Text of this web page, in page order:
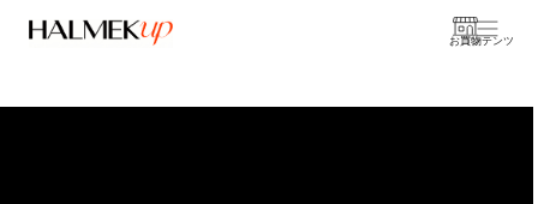
お買物
コンテンツ